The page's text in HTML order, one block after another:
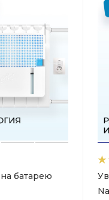
батарею